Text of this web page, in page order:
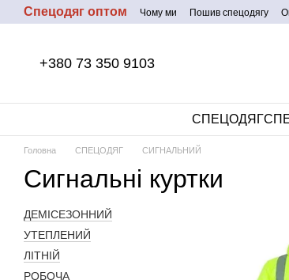
Перейти до основного контенту
Спецодяг оптом Чому ми Пошив спецодягу
+380 73 350 9103
СПЕЦОДЯГ
Головна СПЕЦОДЯГ СИГНАЛЬНИЙ
Сигнальні куртки
ДЕМІСЕЗОННИЙ
УТЕПЛЕНИЙ
ЛІТНІЙ
РОБОЧА